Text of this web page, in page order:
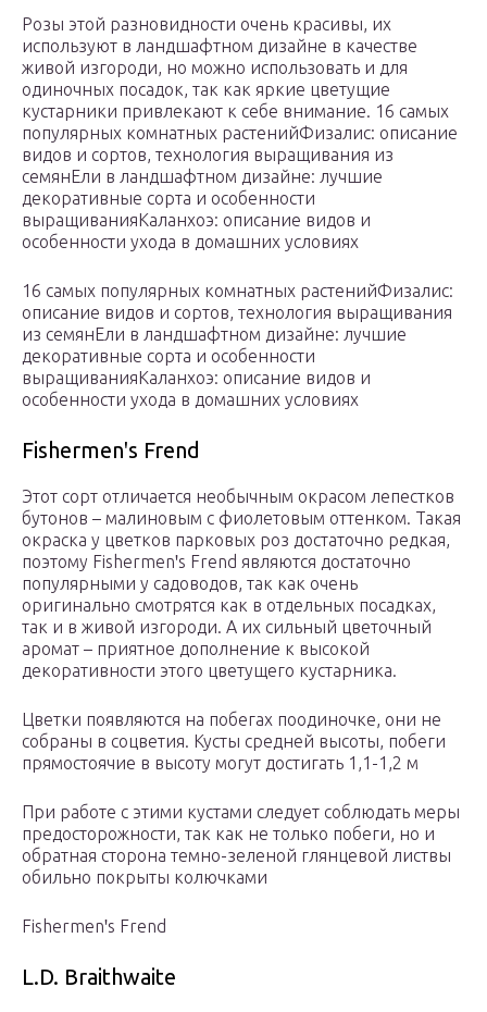
Розы этой разновидности очень красивы, их
используют в ландшафтном дизайне в качестве
живой изгороди, но можно использовать и для
одиночных посадок, так как яркие цветущие
кустарники привлекают к себе внимание. 16 самых
популярных комнатных растенийФизалис: описание
видов и сортов, технология выращивания из
семянЕли в ландшафтном дизайне: лучшие
декоративные сорта и особенности
выращиванияКаланхоэ: описание видов и
особенности ухода в домашних условиях
16 самых популярных комнатных растенийФизалис:
описание видов и сортов, технология выращивания
из семянЕли в ландшафтном дизайне: лучшие
декоративные сорта и особенности
выращиванияКаланхоэ: описание видов и
особенности ухода в домашних условиях
Fishermenꞌs Frend
Этот сорт отличается необычным окрасом лепестков
бутонов – малиновым с фиолетовым оттенком. Такая
окраска у цветков парковых роз достаточно редкая,
поэтому Fishermenꞌs Frend являются достаточно
популярными у садоводов, так как очень
оригинально смотрятся как в отдельных посадках,
так и в живой изгороди. А их сильный цветочный
аромат – приятное дополнение к высокой
декоративности этого цветущего кустарника.
Цветки появляются на побегах поодиночке, они не
собраны в соцветия. Кусты средней высоты, побеги
прямостоячие в высоту могут достигать 1,1-1,2 м
При работе с этими кустами следует соблюдать меры
предосторожности, так как не только побеги, но и
обратная сторона темно-зеленой глянцевой листвы
обильно покрыты колючками
Fishermenꞌs Frend
L.D. Braithwaite